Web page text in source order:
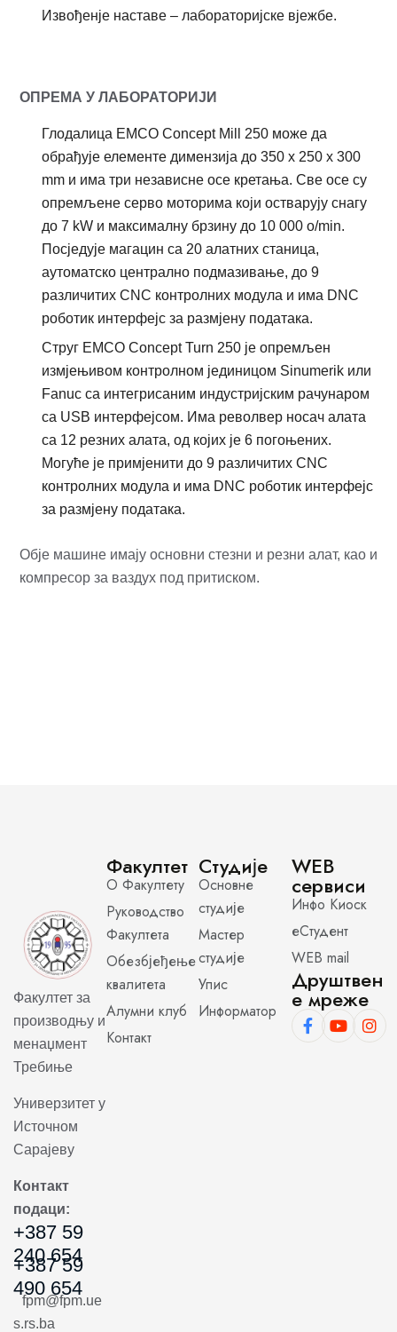
Извођенје наставе – лабораторијске вјежбе.
ОПРЕМА У ЛАБОРАТОРИЈИ
Глодалица EMCO Сoncept Mill 250 може да
обрађује елементе димензија до 350 x 250 x 300
mm и има три независне осе кретања. Све осе су
опремљене серво моторима који остварују снагу
до 7 kW и максималну брзину до 10 000 o/min.
Посједује магацин са 20 алатних станица,
аутоматско централно подмазивање, до 9
различитих CNC контролних модула и има DNC
роботик интерфејс за размјену података.
Струг EMCO Concept Turn 250 је опремљен
измјењивом контролном јединицом Sinumerik или
Fanuc са интегрисаним индустријским рачунаром
са USB интерфејсом. Има револвер носач алата
са 12 резних алата, од којих је 6 погоњених.
Могуће је примјенити до 9 различитих CNC
контролних модула и има DNC роботик интерфејс
за размјену података.
Обје машине имају основни стезни и резни алат, као и
компресор за ваздух под притиском.
Факултет за
производњу и
менаџмент
Требиње
Универзитет у
Источном
Сарајеву
Контакт
подаци:
+387 59
240 654
+387 59
490 654
fpm@fpm.ue
s.rs.ba
Факултет
О Факултету
Руководство
Факултета
Обезбјеђење
квалитета
Алумни клуб
Контакт
Студије
Основне
студије
Мастер
студије
Упис
Информатор
WEB
сервиси
Инфо Киоск
еСтудент
WEB mail
Друштвен
е мреже